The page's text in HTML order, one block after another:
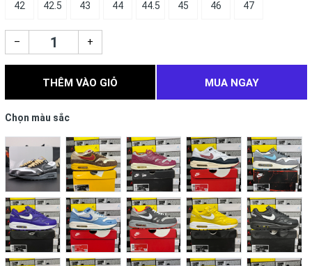
42 42.5 43 44 44.5 45 46 47
– +
THÊM VÀO GIỎ MUA NGAY
Chọn màu sắc